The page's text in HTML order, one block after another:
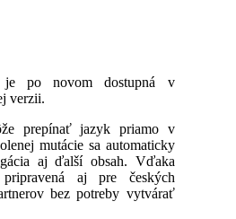
je po novom dostupná v
verzii.
prepínať jazyk priamo v
mutácie sa automaticky
aj ďalší obsah. Vďaka
aj pre českých
bez potreby vytvárať